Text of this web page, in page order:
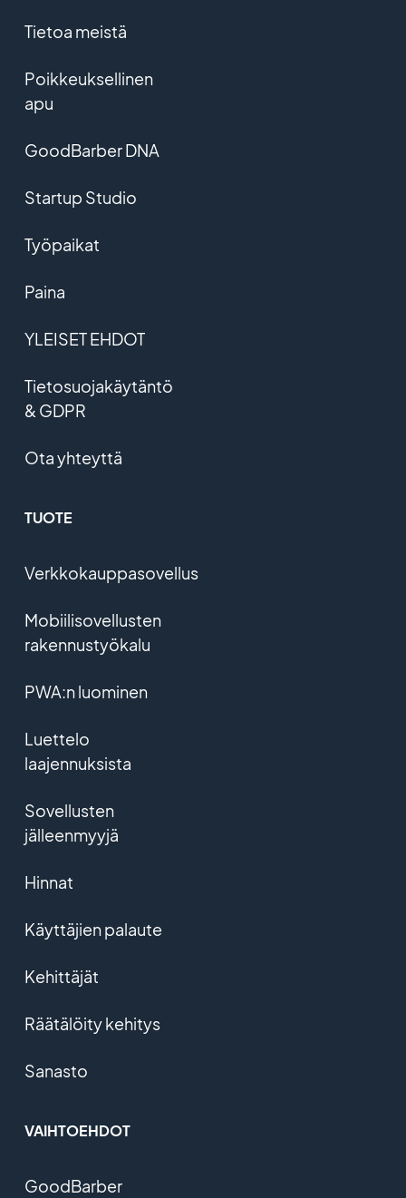
Tietoa meistä
Poikkeuksellinen
apu
GoodBarber DNA
Startup Studio
Työpaikat
Paina
YLEISET EHDOT
Tietosuojakäytäntö
& GDPR
Ota yhteyttä
TUOTE
Verkkokauppasovellus
Mobiilisovellusten
rakennustyökalu
PWA:n luominen
Luettelo
laajennuksista
Sovellusten
jälleenmyyjä
Hinnat
Käyttäjien palaute
Kehittäjät
Räätälöity kehitys
Sanasto
VAIHTOEHDOT
GoodBarber